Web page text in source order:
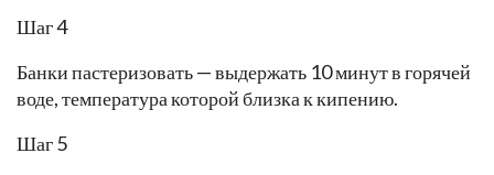
Шаг 4
Банки пастеризовать — выдержать 10 минут в горячей
воде, температура которой близка к кипению.
Шаг 5